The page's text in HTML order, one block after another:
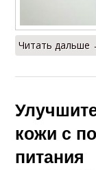
Читать дальше
кожи с
питания